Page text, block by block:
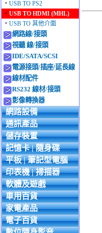
‧ USB TO PS2
‧ USB TO HDMI (MHL)
‧ USB TO 其他介面
網路線/接頭
視聽 線/接頭
IDE/SATA/SCSI
電源接頭/插座/延長線
線材配件
RS232 線材/接頭
影像轉換器
網路設備
通訊產品
儲存裝置
記憶卡 | 隨身碟
平板 | 筆記型電腦
印表機 | 掃描器
軟體及遊戲
車用百貨
家電產品
電子百貨